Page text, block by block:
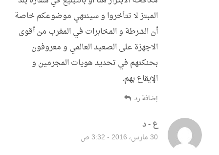
المبتز لا تتأخروا و سينتهي موضوعكم خاصة
أن الشرطة و المخابرات في المغرب من أقوى
الاجهزة على الصعيد العالمي و معروفون
بحنكتهم في تحديد هويات المجرمين و
ع - د قال:
30 مارس، 2016 - 3:32 ص